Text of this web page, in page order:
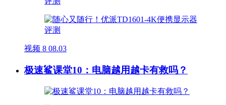
视频 8 08.03
极速鲨课堂10：电脑越用越卡有救吗？